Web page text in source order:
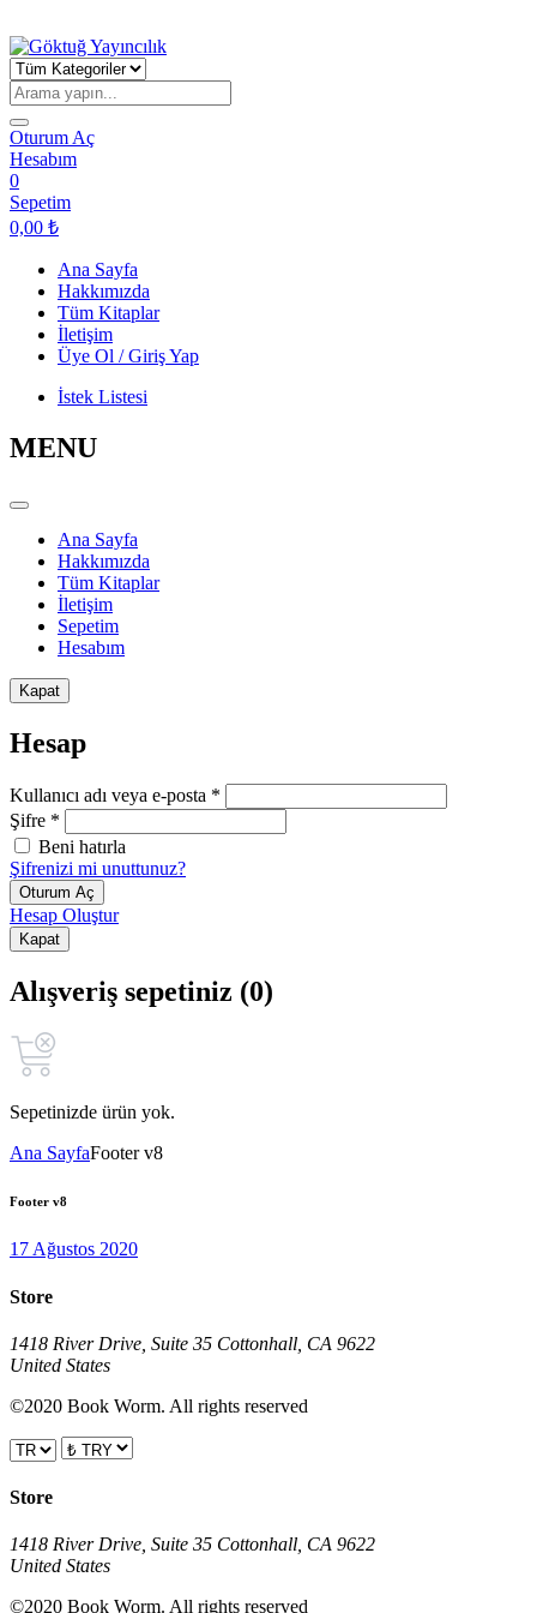
Oturum Aç
Hesabım
0
Sepetim
0,00 ₺
Ana Sayfa
Hakkımızda
Tüm Kitaplar
İletişim
Üye Ol / Giriş Yap
İstek Listesi
MENU
Ana Sayfa
Hakkımızda
Tüm Kitaplar
İletişim
Sepetim
Hesabım
Kapat
Hesap
Kullanıcı adı veya e-posta *
Şifre *
Beni hatırla
Şifrenizi mi unuttunuz?
Oturum Aç
Hesap Oluştur
Kapat
Alışveriş sepetiniz (0)
Sepetinizde ürün yok.
Ana SayfaFooter v8
Footer v8
17 Ağustos 2020
Store
1418 River Drive, Suite 35 Cottonhall, CA 9622
United States
©2020 Book Worm. All rights reserved
Store
1418 River Drive, Suite 35 Cottonhall, CA 9622
United States
©2020 Book Worm. All rights reserved